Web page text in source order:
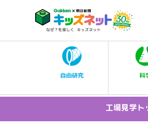
自由研究 科
工場見学ト